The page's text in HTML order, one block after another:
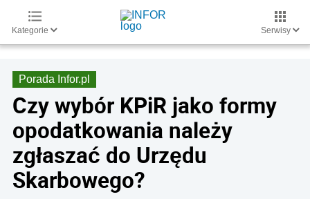
Kategorie Serwisy
Porada Infor.pl
Czy wybór KPiR jako formy
opodatkowania należy
zgłaszać do Urzędu
Skarbowego?